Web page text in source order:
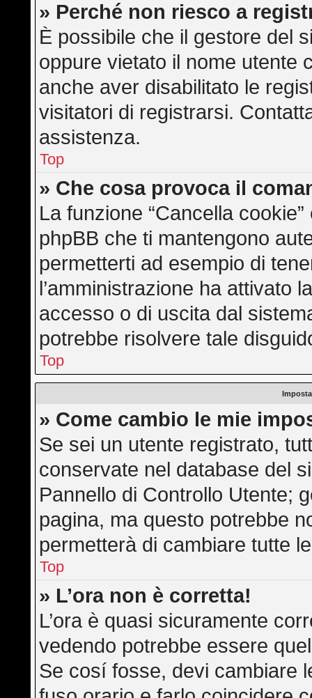
» Perché non riesco a
È possibile che il gestore del
oppure vietato il nome utente
anche aver disabilitato le
visitatori di registrarsi.
assistenza.
Top
» Che cosa provoca il
La funzione “Cancella
phpBB che ti mantengono
permetterti ad esempio di
l’amministrazione ha attivato
accesso o di uscita dal
potrebbe risolvere tale
Top
» Come cambio le mie
Se sei un utente registrato,
conservate nel database del
Pannello di Controllo Utente;
pagina, ma questo potrebbe
permetterà di cambiare tutte
Top
» L’ora non è corretta!
L’ora è quasi sicuramente
vedendo potrebbe essere
Se cosí fosse, devi cambiare